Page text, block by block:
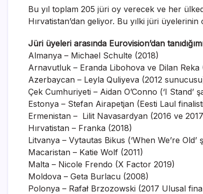
Bu yıl toplam 205 jüri oy verecek ve her
Hırvatistan’dan geliyor. Bu yılki jüri
Jüri üyeleri arasında Eurovision’dan
Almanya – Michael Schulte (2018)
Arnavutluk – Eranda Libohova ve Dilan Reka
Azerbaycan – Leyla Quliyeva (2012
Çek Cumhuriyeti – Aidan O’Conno (‘I Stand’
Estonya – Stefan Airapetjan (Eesti Laul
Ermenistan – Lilit Navasardyan (2016 ve 2017
Hırvatistan – Franka (2018)
Litvanya – Vytautas Bikus (‘When We’re Old’
Macaristan – Katie Wolf (2011)
Malta – Nicole Frendo (X Factor 2019)
Moldova – Geta Burlacu (2008)
Polonya – Rafał Brzozowski (2017 Ulusal